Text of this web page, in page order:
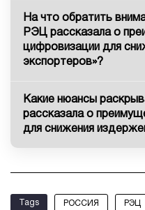
На что обратить
РЭЦ рассказала о
цифровизации для
экспортеров»?
Какие нюансы
рассказала о
для снижения
Tags РОССИЯ РЭЦ